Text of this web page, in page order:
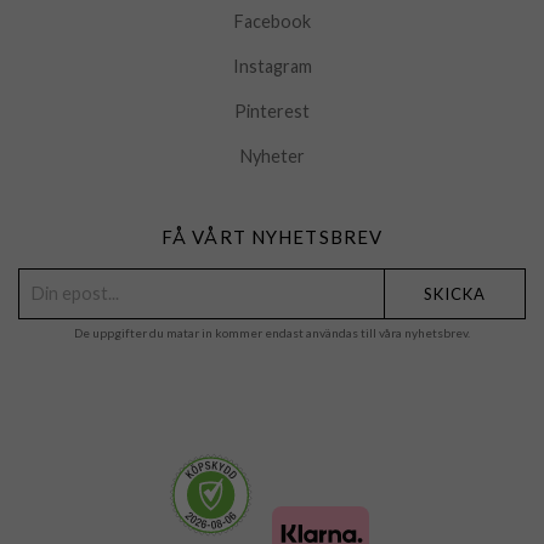
Facebook
Instagram
Pinterest
Nyheter
FÅ VÅRT NYHETSBREV
SKICKA
De uppgifter du matar in kommer endast användas till våra nyhetsbrev.